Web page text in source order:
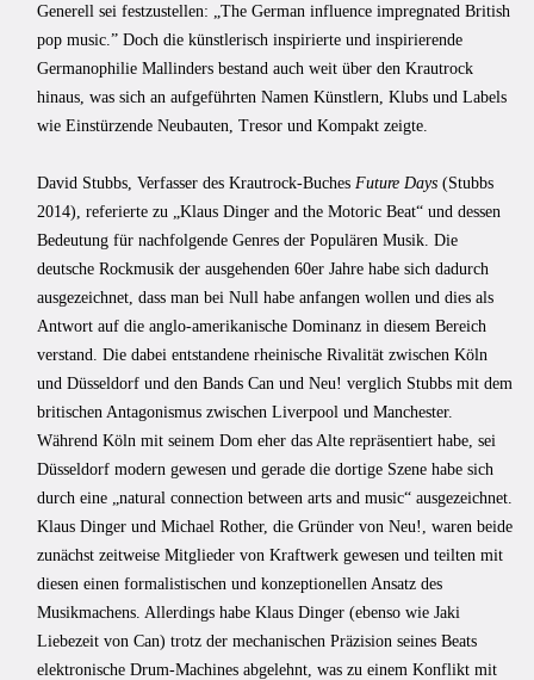
Generell sei festzustellen: „The German influence impregnated British
pop music.” Doch die künstlerisch inspirierte und inspirierende
Germanophilie Mallinders bestand auch weit über den Krautrock
hinaus, was sich an aufgeführten Namen Künstlern, Klubs und Labels
wie Einstürzende Neubauten, Tresor und Kompakt zeigte.
David Stubbs, Verfasser des Krautrock-Buches Future Days (Stubbs
2014), referierte zu „Klaus Dinger and the Motoric Beat“ und dessen
Bedeutung für nachfolgende Genres der Populären Musik. Die
deutsche Rockmusik der ausgehenden 60er Jahre habe sich dadurch
ausgezeichnet, dass man bei Null habe anfangen wollen und dies als
Antwort auf die anglo-amerikanische Dominanz in diesem Bereich
verstand. Die dabei entstandene rheinische Rivalität zwischen Köln
und Düsseldorf und den Bands Can und Neu! verglich Stubbs mit dem
britischen Antagonismus zwischen Liverpool und Manchester.
Während Köln mit seinem Dom eher das Alte repräsentiert habe, sei
Düsseldorf modern gewesen und gerade die dortige Szene habe sich
durch eine „natural connection between arts and music“ ausgezeichnet.
Klaus Dinger und Michael Rother, die Gründer von Neu!, waren beide
zunächst zeitweise Mitglieder von Kraftwerk gewesen und teilten mit
diesen einen formalistischen und konzeptionellen Ansatz des
Musikmachens. Allerdings habe Klaus Dinger (ebenso wie Jaki
Liebezeit von Can) trotz der mechanischen Präzision seines Beats
elektronische Drum-Machines abgelehnt, was zu einem Konflikt mit